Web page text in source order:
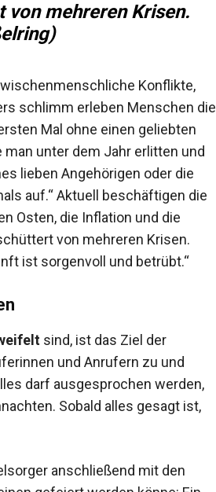
von mehreren Krisen.
Konflikte,
schlimm erleben Menschen die
Mal ohne einen geliebten
unter dem Jahr erlitten und
lieben Angehörigen oder die
auf.“ Aktuell beschäftigen die
Osten, die Inflation und die
von mehreren Krisen.
ist sorgenvoll und betrübt.“
sind, ist das Ziel der
und Anrufern zu und
darf ausgesprochen werden,
Sobald alles gesagt ist,
anschließend mit den